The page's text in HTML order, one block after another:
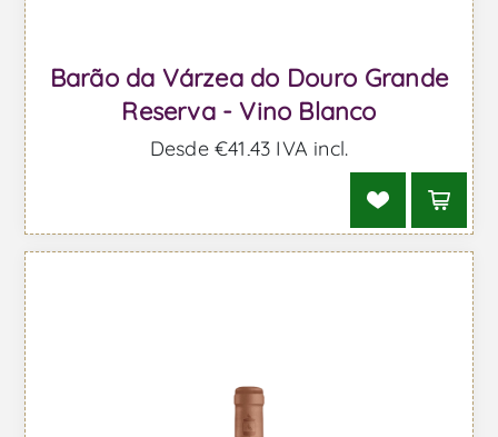
Barão da Várzea do Douro Grande
Reserva - Vino Blanco
Desde €41,43 IVA incl.